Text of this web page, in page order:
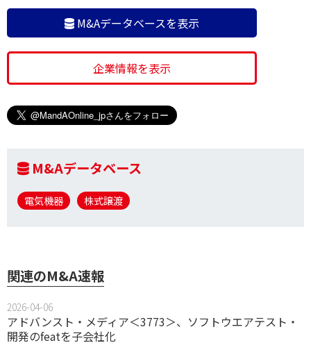
M&Aデータベースを表示
企業情報を表示
M&Aデータベース
電気機器 株式譲渡
関連のM&A速報
2026-04-06
アドバンスト・メディア＜3773＞、ソフトウエアテスト・
開発のfeatを子会社化